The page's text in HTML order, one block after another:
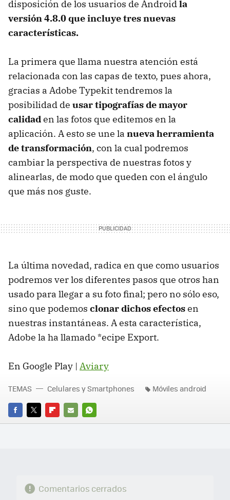
disposición de los usuarios de Androidla
versión 4.8.0 que incluye tres nuevas
características.
La primera que llama nuestra atención está
relacionada con las capas de texto, pues ahora,
gracias a Adobe Typekit tendremos la
posibilidad de usar tipografías de mayor
calidaden las fotos que editemos en la
aplicación. A esto se une la nueva herramienta
de transformación, con la cual podremos
cambiar la perspectiva de nuestras fotos y
alinearlas, de modo que queden con el ángulo
que más nos guste.
La última novedad, radica en que como usuarios
podremos ver los diferentes pasos que otros han
usado para llegar a su foto final; pero no sólo eso,
sino que podemos clonar dichos efectosen
nuestras instantáneas. A esta característica,
Adobe la ha llamado *ecipe Export.
En Google Play | Aviary
FACEBOOK
TWITTERFLIPBOARD
E-
WHATSAPP
TEMAS Celulares y Smartphones Móviles android
Comentarios cerrados